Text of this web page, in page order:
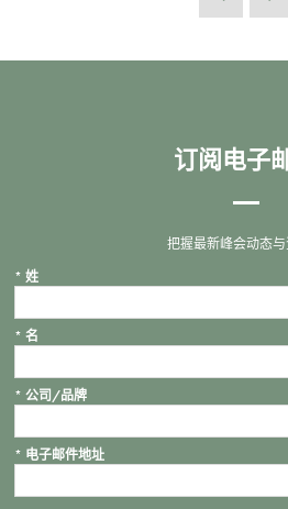
订阅电子
把握最新峰会动态与
* 姓
* 名
* 公司/品牌
* 电子邮件地址